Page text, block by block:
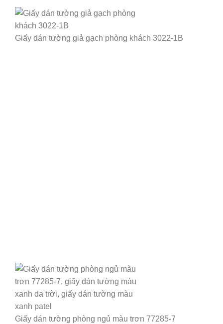
Giấy dán tường giả gạch phòng khách 3022-1B
Giấy dán tường phòng ngủ màu trơn 77285-7